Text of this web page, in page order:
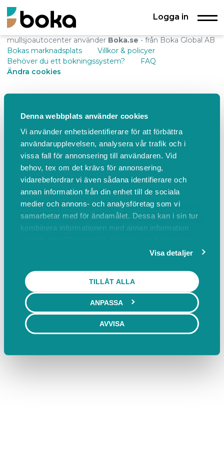
Denna webbplats använder cookies
Vi använder enhetsidentifierare för att förbättra
användarupplevelsen, analysera vår trafik och i
vissa fall för annonsering till användaren. Vid
behov, tex om det krävs för annonsering,
vidarebefordrar vi även sådana identifierare och
annan information från din enhet till de sociala
medier och annons- och analysföretag som vi
samarbetar med för ändamålet. Dessa kan i sin tur
kombinera informationen med annan information
Visa detaljer
TILLÅT ALLA
ANPASSA
AVVISA
Logga in
mullsjoautocenter använder Boka.se - från Boka Global AB
Bokas marknadsplats
Villkor & policyer
Behöver du ett bokningssystem?
FAQ
Ändra cookies